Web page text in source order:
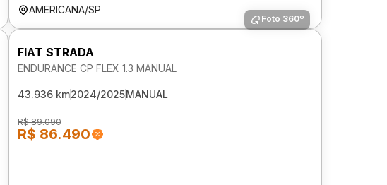
AMERICANA/SP
Foto 360º
FIAT STRADA
ENDURANCE CP FLEX 1.3 MANUAL
43.936 km2024/2025MANUAL
R$ 89.090
R$ 86.490